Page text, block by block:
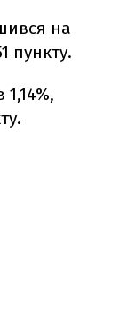
на
пункту.
1,14%,